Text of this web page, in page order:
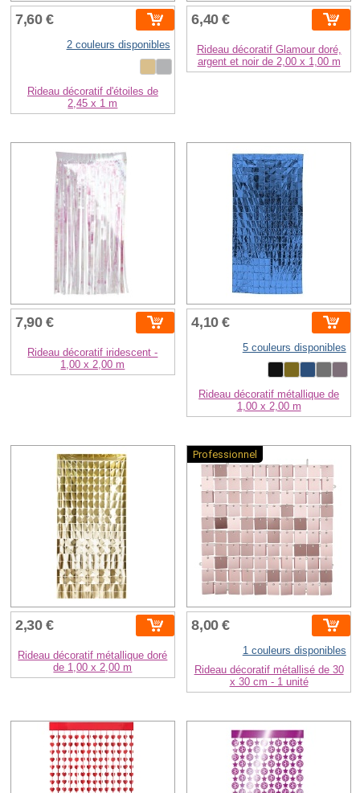
7,60 €
2 couleurs disponibles
Rideau décoratif d'étoiles de
2,45 x 1 m
6,40 €
Rideau décoratif Glamour doré,
argent et noir de 2,00 x 1,00 m
7,90 €
Rideau décoratif iridescent -
1,00 x 2,00 m
4,10 €
5 couleurs disponibles
Rideau décoratif métallique de
1,00 x 2,00 m
2,30 €
Rideau décoratif métallique doré
de 1,00 x 2,00 m
Professionnel
8,00 €
1 couleurs disponibles
Rideau décoratif métallisé de 30
x 30 cm - 1 unité